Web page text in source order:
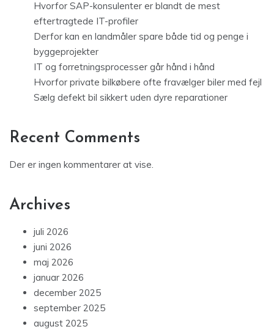
Hvorfor SAP-konsulenter er blandt de mest
eftertragtede IT-profiler
Derfor kan en landmåler spare både tid og penge i
byggeprojekter
IT og forretningsprocesser går hånd i hånd
Hvorfor private bilkøbere ofte fravælger biler med fejl
Sælg defekt bil sikkert uden dyre reparationer
Recent Comments
Der er ingen kommentarer at vise.
Archives
juli 2026
juni 2026
maj 2026
januar 2026
december 2025
september 2025
august 2025